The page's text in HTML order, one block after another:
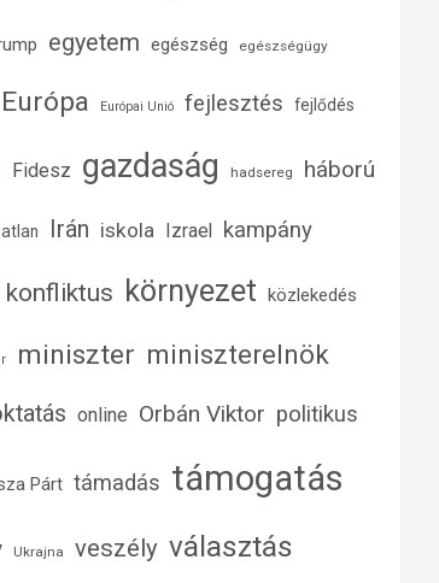
egyetem egészség egészségügy
Európa Európai Unió fejlesztés fejlődés
Fidesz gazdaság hadsereg háború
Irán iskola Izrael kampány
konfliktus környezet közlekedés
miniszter miniszterelnök
online Orbán Viktor politikus
Párt támadás támogatás
Ukrajna veszély választás